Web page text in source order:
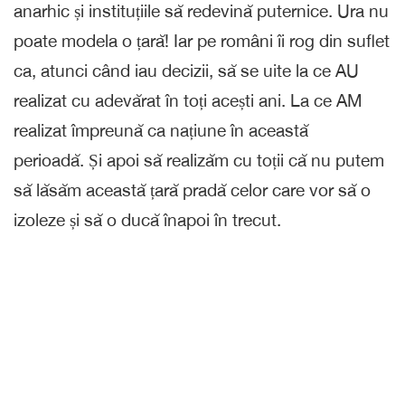
anarhic și instituțiile să redevină puternice. Ura nu
poate modela o țară! Iar pe români îi rog din suflet
ca, atunci când iau decizii, să se uite la ce AU
realizat cu adevărat în toți acești ani. La ce AM
realizat împreună ca națiune în această
perioadă. Și apoi să realizăm cu toții că nu putem
să lăsăm această țară pradă celor care vor să o
izoleze și să o ducă înapoi în trecut.